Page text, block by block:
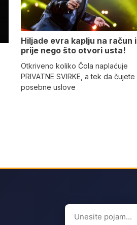
Hiljade evra kaplju na račun i
prije nego što otvori usta!
Otkriveno koliko Čola naplaćuje
PRIVATNE SVIRKE, a tek da čujete
posebne uslove
Search
for: